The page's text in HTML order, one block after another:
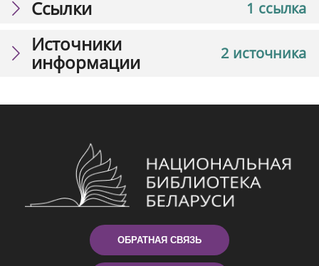
1 ссылка
Ссылки
2 источника
Источники
информации
ОБРАТНАЯ СВЯЗЬ